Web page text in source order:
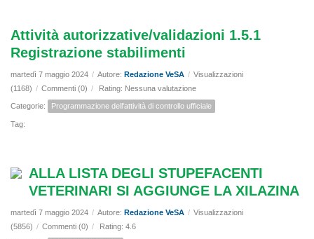
Attività autorizzative/validazioni 1.5.1
Registrazione stabilimenti
martedì 7 maggio 2024 / Autore: Redazione VeSA / Visualizzazioni
(1168) / Commenti (0) / Rating: Nessuna valutazione
Categorie: Programmazione dell'attività di controllo ufficiale
Tag:
ALLA LISTA DEGLI STUPEFACENTI
VETERINARI SI AGGIUNGE LA XILAZINA
martedì 7 maggio 2024 / Autore: Redazione VeSA / Visualizzazioni
(5856) / Commenti (0) / Rating: 4.6